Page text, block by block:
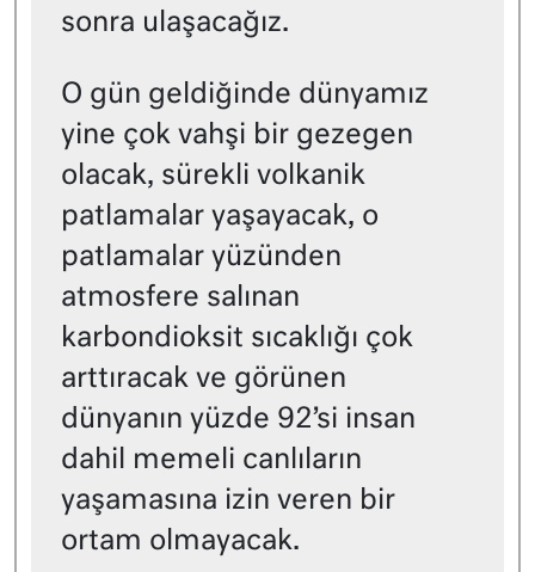
sonra ulaşacağız.
O gün geldiğinde dünyamız
yine çok vahşi bir gezegen
olacak, sürekli volkanik
patlamalar yaşayacak, o
patlamalar yüzünden
atmosfere salınan
karbondioksit sıcaklığı çok
arttıracak ve görünen
dünyanın yüzde 92’si insan
dahil memeli canlıların
yaşamasına izin veren bir
ortam olmayacak.